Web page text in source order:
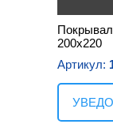
200х220
Артикул: